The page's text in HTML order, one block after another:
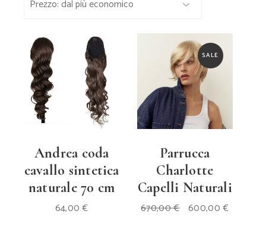
Andrea coda
cavallo sintetica
naturale 70 cm
64,00€
SALE
Parrucca
Charlotte
Capelli Naturali
670,00€ Il
prezzo
600,00€Il
prezzo